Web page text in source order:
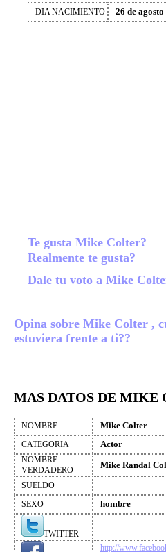
DIA NACIMIENTO 26 de agosto
Te gusta Mike Colter?
Realmente te gusta?
Dale tu voto a Mike
Opina sobre Mike Colter ,
estuviera frente a ti??
MAS DATOS DE MIKE
NOMBRE Mike Colter
CATEGORIA Actor
NOMBRE
VERDADERO
Mike Randal
SUELDO
SEXO
hombre
TWITTER
http://